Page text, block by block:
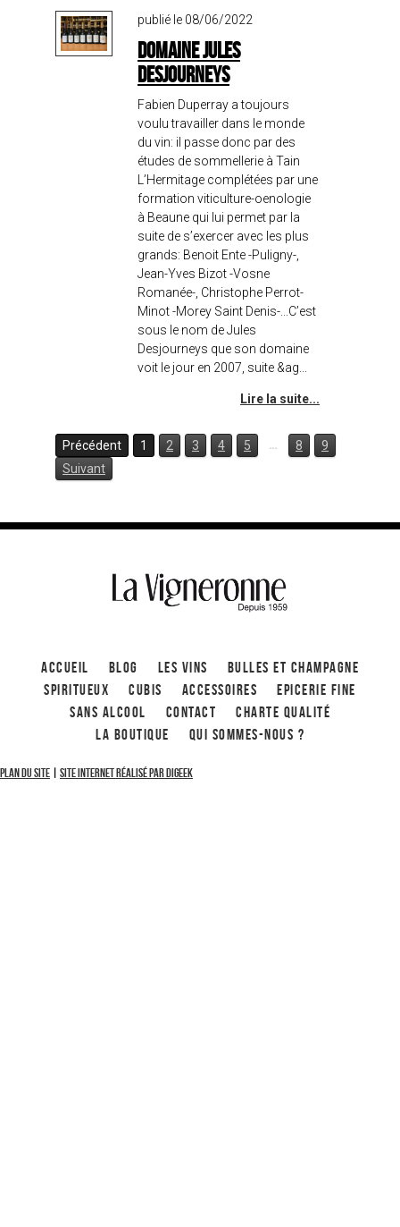
publié le 08/06/2022
DOMAINE JULES
DESJOURNEYS
Fabien Duperray a toujours
voulu travailler dans le monde
du vin: il passe donc par des
études de sommellerie à Tain
L’Hermitage complétées par une
formation viticulture-oenologie
à Beaune qui lui permet par la
suite de s’exercer avec les plus
grands: Benoit Ente -Puligny-,
Jean-Yves Bizot -Vosne
Romanée-, Christophe Perrot-
Minot -Morey Saint Denis-...C’est
sous le nom de Jules
Desjourneys que son domaine
voit le jour en 2007, suite &ag...
Lire la suite...
Précédent 1 2 3 4 5 … 8
9
Suivant
ACCUEIL Blog Les Vins
Bulles et Champagne
Spiritueux
CUBIS ACCESSOIRES
Epicerie fine
Sans alcool
Contact
Charte qualité
La boutique
Qui sommes-nous ?
Plan du site | Site internet réalisé par Digeek